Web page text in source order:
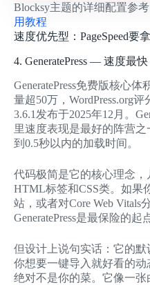
Blocksy主题的详细配置参考
用教程
速度优先型：PageSpeed要
4. GeneratePress — 速度最
GeneratePress免费版核心
量超50万，WordPress.org
3.6.1发布于2025年12月。
里速度表现是最好的阵营
到0.5秒以内的加载时间。
代码极简是它的核心理念，
HTML标签和CSS类。如果
站，或者对Core Web Vitals
GeneratePress是最保险的起
但设计上说句实话：它的
你想要一键导入就好看的动
绝对不是你的菜。它像一